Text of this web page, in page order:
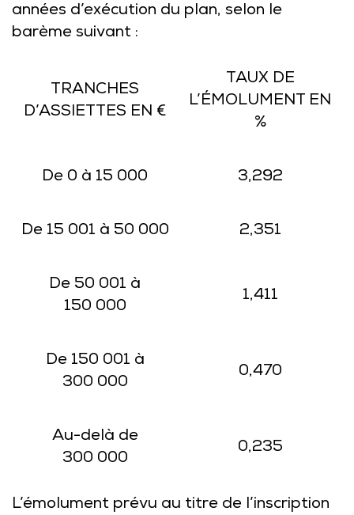
années d’exécution du plan, selon le
barème suivant :
TRANCHES
D’ASSIETTES EN €
TAUX DE
L’ÉMOLUMENT EN
%
De 0 à 15 000 3,292
De 15 001 à 50 000 2,351
De 50 001 à
150 000
1,411
De 150 001 à
300 000
0,470
Au-delà de
300 000
0,235
L’émolument prévu au titre de l’inscription